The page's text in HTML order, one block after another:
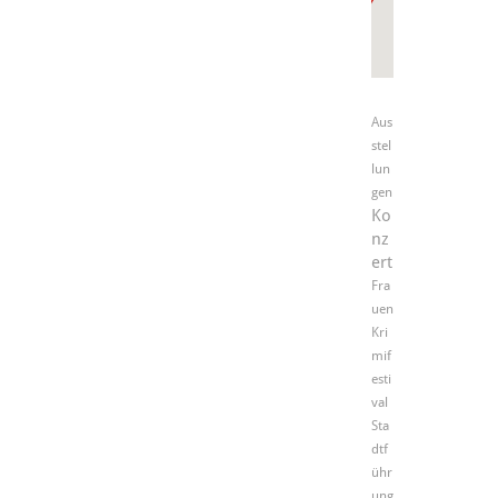
Aus
stel
lun
gen
Ko
nz
ert
Fra
uen
Kri
mif
esti
val
Sta
dtf
ühr